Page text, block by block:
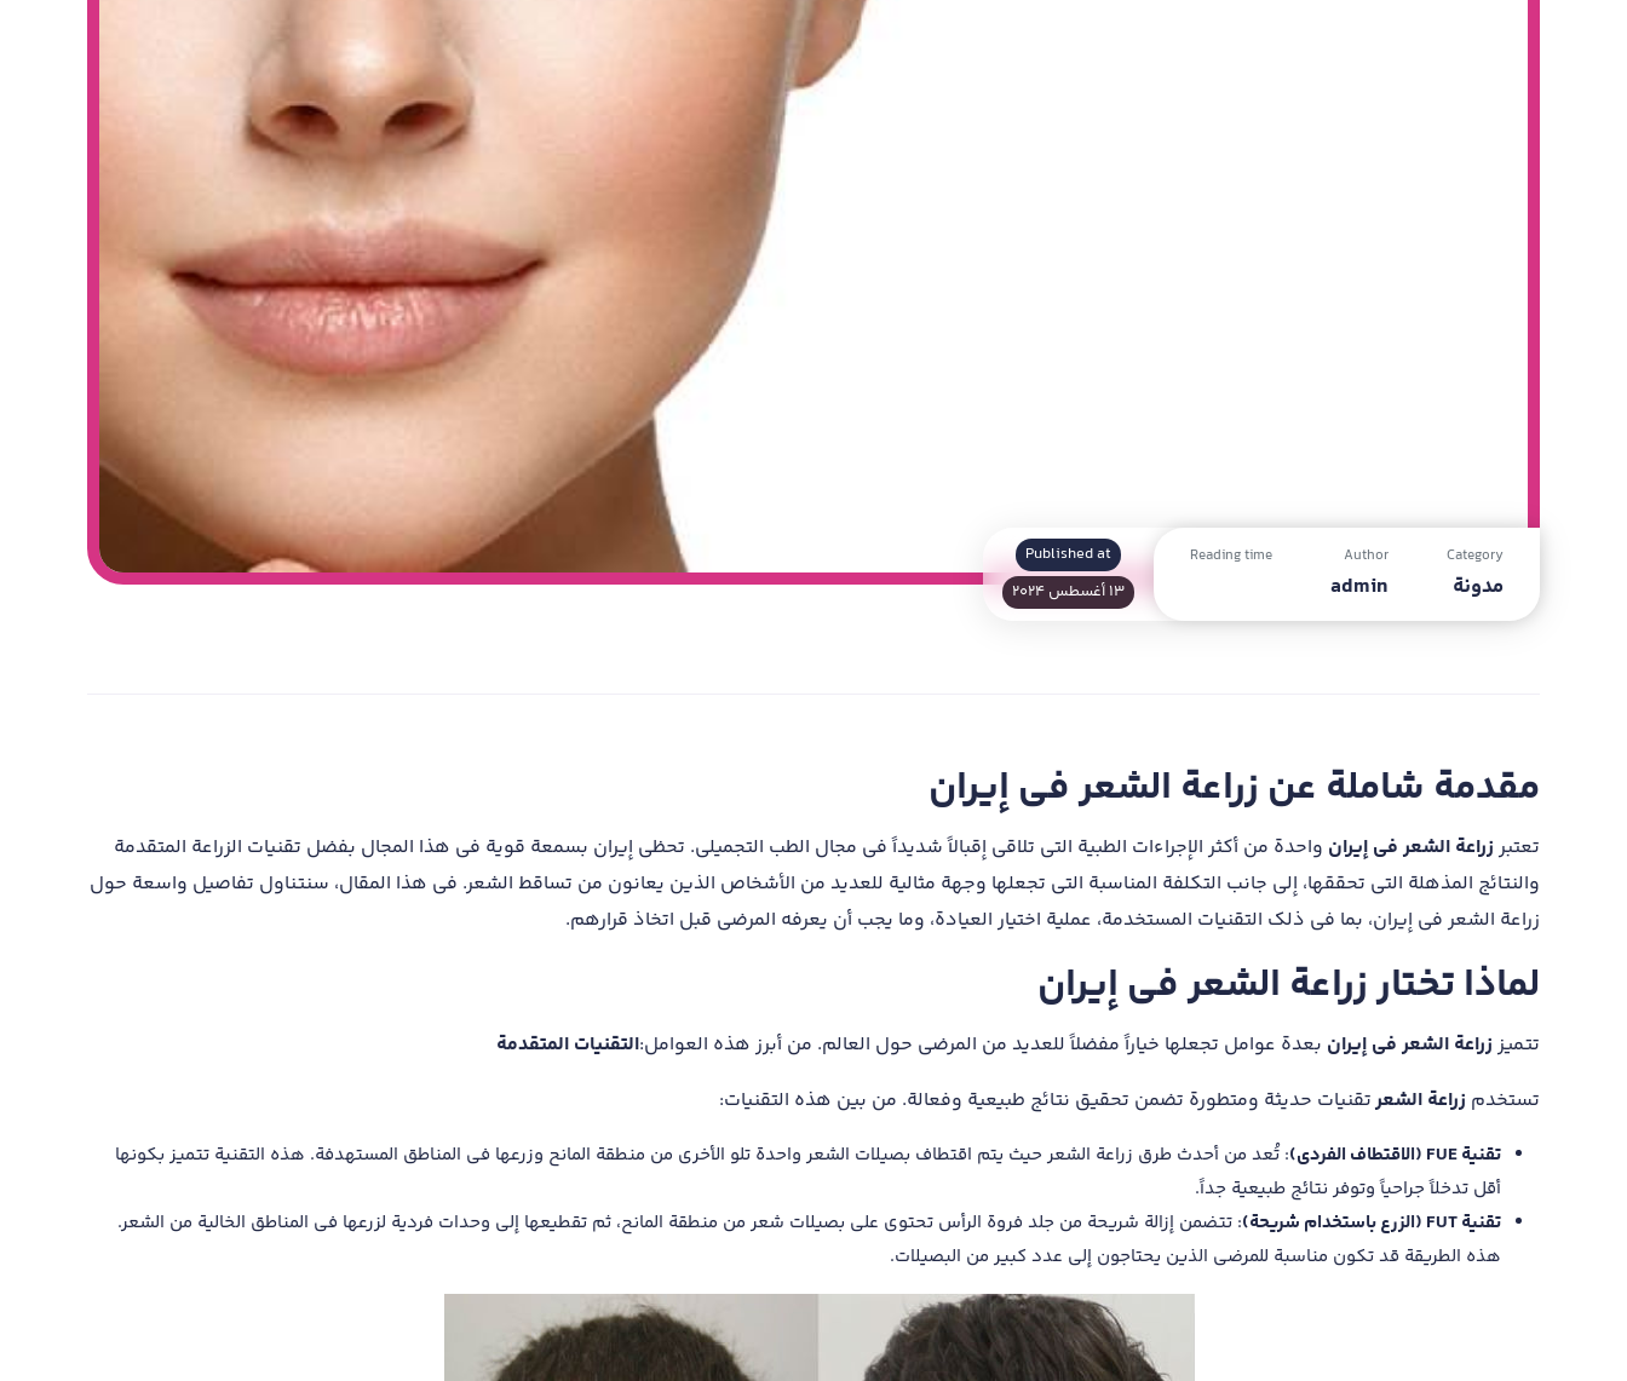
Category
مدونة
Author
admin
Reading time
Published at
13 أغسطس 2024
مقدمة شاملة عن زراعة الشعر في إيران
تعتبر زراعة الشعر في إيران واحدة من أكثر الإجراءات الطبية التي تلاقي إقبالاً شديداً في مجال الطب التجميلي. تحظى إيران بسمعة قوية في هذا المجال بفضل تقنيات الزراعة المتقدمة
والنتائج المذهلة التي تحققها، إلى جانب التكلفة المناسبة التي تجعلها وجهة مثالية للعديد من الأشخاص الذين يعانون من تساقط الشعر. في هذا المقال، سنتناول تفاصيل واسعة حول
زراعة الشعر في إيران، بما في ذلك التقنيات المستخدمة، عملية اختيار العيادة، وما يجب أن يعرفه المرضى قبل اتخاذ قرارهم.
لماذا تختار زراعة الشعر في إيران
تتميز زراعة الشعر في إيران بعدة عوامل تجعلها خياراً مفضلاً للعديد من المرضى حول العالم. من أبرز هذه العوامل:التقنيات المتقدمة
تستخدم زراعة الشعرتقنيات حديثة ومتطورة تضمن تحقيق نتائج طبيعية وفعالة. من بين هذه التقنيات:
تقنية FUE (الاقتطاف الفردي)
: تُعد من أحدث طرق زراعة الشعر حيث يتم اقتطاف بصيلات الشعر واحدة تلو الأخرى من منطقة المانح وزرعها في المناطق المستهدفة. هذه التقنية تتميز بكونها
أقل تدخلاً جراحياً وتوفر نتائج طبيعية جداً.
تقنية FUT (الزرع باستخدام شريحة)
: تتضمن إزالة شريحة من جلد فروة الرأس تحتوي على بصيلات شعر من منطقة المانح، ثم تقطيعها إلى وحدات فردية لزرعها في المناطق الخالية من الشعر.
هذه الطريقة قد تكون مناسبة للمرضى الذين يحتاجون إلى عدد كبير من البصيلات.